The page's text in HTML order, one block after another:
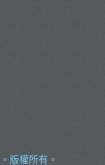
。版權所有。